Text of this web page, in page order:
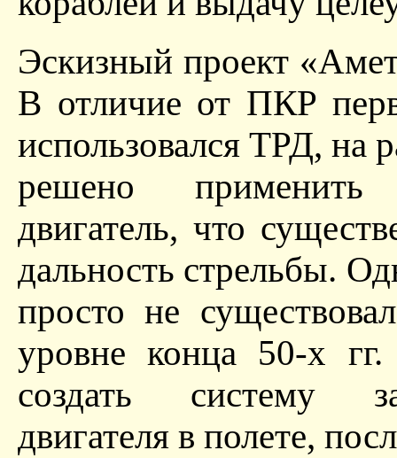
Эскизный проект
В отличие от ПКР
использовался ТРД, на
решено применить
двигатель, что
дальность стрельбы.
просто не
уровне конца 50-х
создать систему
двигателя в полете,